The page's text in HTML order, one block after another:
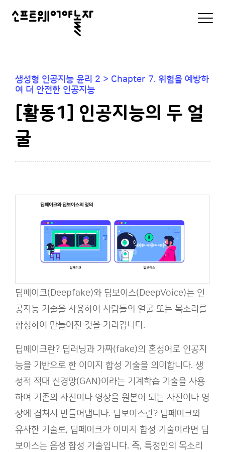
소
웨
어
야
놀
자
모
및
메
생성형 인공지능 윤리 2 > Chapter 7. 위험을 예방하
여 더 안전한 인공지능
[활동1] 인공지능의 두 얼
굴
딥페이크(Deepfake)와 딥보이스(DeepVoice)는 인
공지능 기술을 사용하여 사람들의 얼굴 또는 목소리를
합성하여 만들어진 것을 가리킵니다.
딥페이크란? 딥러닝과 가짜(fake)의 혼성어로 인공지
능을 기반으로 한 이미지 합성 기술을 의미합니다. 생
성적 적대 신경망(GAN)이라는 기계학습 기술을 사용
하여 기존의 사진이나 영상을 원본이 되는 사진이나 영
상에 겹쳐서 만들어냅니다. 딥보이스란? 딥페이크와
유사한 기술로, 딥페이크가 이미지 합성 기술이라면 딥
보이스는 음성 합성 기술입니다. 즉, 특정인의 목소리